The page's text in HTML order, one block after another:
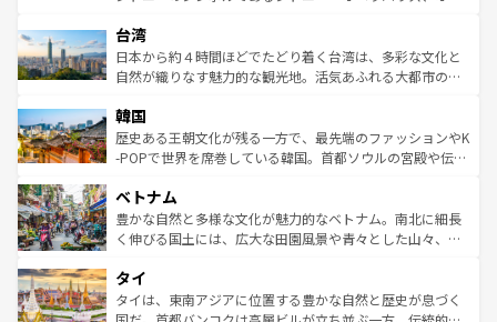
情報は
人々、おいしいローカルフードやハワイアンミュージッ
ク、伝統的なフラダンスなど、すべてがハワイの魅力を彩
っている。訪れるたびに新しい発見と感動が待っているハ
はコンテンツ一覧
リアリーフや大陸中央部にそびえるウルル（エアーズロッ
ク）、タスマニアの美しい原生林やケアンズの熱帯雨林な
ど、見どころがたくさん。また、カフェやワイン、オージ
いる。アクティビティも充実しており、サーフィンやダイ
ビング、ハイキングなど、アウトドア好きにはたまらな
い。オーストラリアの多彩な魅力を存分に味わいつくそ
参照してほしい。
台湾
日本から約４時間ほどでたどり着く台湾は、多彩な文化と
自然が織りなす魅力的な観光地。活気あふれる大都市の台
ン）、静ひつな山岳地帯である台湾東部など、都市の喧騒
と山間の静けさが共存しており、訪れる人に新しい発見と
驚きをもたらしてくれる。また、奥深い台湾の食文化も魅
容にもいいと評判のスイーツなど、バラエティ豊かな料理
が味わえる。 なお、新着の台湾情報は コンテンツ一覧を参
照してほしい。
韓国
歴史ある王朝文化が残る一方で、最先端のファッションやK
-POPで世界を席巻している韓国。首都ソウルの宮殿や伝統
き、地方に足を延ばせば四季折々の自然美を楽しむことが
できる。そして、キムチや焼肉、絶品のストリートフード
まで、さまざまな韓国料理が待っている。夜には、韓国な
リティに包まれながら、韓国の多彩な魅力を心ゆくまで味
わってみてほしい。 なお、新着の韓国情報はコンテンツ一
覧を参照してほしい。
ベトナム
豊かな自然と多様な文化が魅力的なベトナム。南北に細長
く伸びる国土には、広大な田園風景や青々とした山々、世
急速な発展と共に伝統が息づく。ハノイの古い町並みやホ
ーチミン市のフランス統治時代の建物も、独特の雰囲気を
醸し出している。また、バラエティの豊かさとおいしさで
タイ
タイは、東南アジアに位置する豊かな自然と歴史が息づく